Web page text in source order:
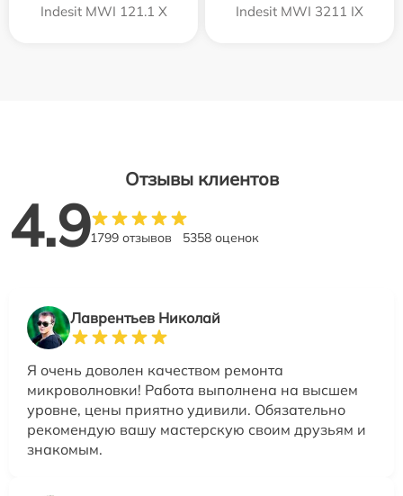
Indesit MWI 121.1 X Indesit MWI 3211 IX
Отзывы клиентов
4.91799 отзывов 5358 оценок
Лаврентьев Николай
Я очень доволен качеством ремонта
микроволновки! Работа выполнена на высшем
уровне, цены приятно удивили. Обязательно
рекомендую вашу мастерскую своим друзьям и
знакомым.